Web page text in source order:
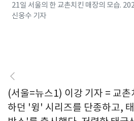
21일 서울의 한 교촌치킨 매장의 모습.
신웅수 기자
(서울=뉴스1) 이강 기자 = 교
하던 '윙' 시리즈를 단종하고,